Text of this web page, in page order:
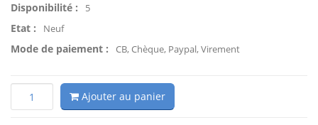
Disponibilité : 5
Etat : Neuf
Mode de paiement : CB, Chèque, Paypal, Virement
Ajouter au panier